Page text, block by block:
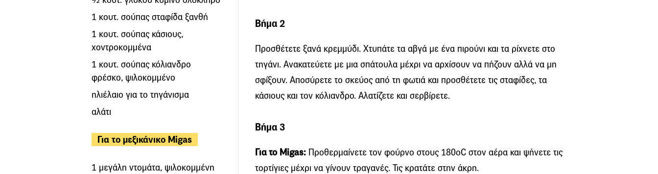
1 κουτ. σούπας σταφίδα ξανθή
1 κουτ. σούπας κάσιους,
χοντροκομμένα
1 κουτ. σούπας κόλιανδρο
φρέσκο, ψιλοκομμένο
ηλιέλαιο για το τηγάνισμα
αλάτι
Για το μεξικάνικο Migas
1 μεγάλη ντομάτα, ψιλοκομμένη
Βήμα 2
Προσθέτετε ξανά κρεμμύδι. Χτυπάτε τα αβγά με ένα πιρούνι και τα ρίχνετε στο
τηγάνι. Ανακατεύετε με μια σπάτουλα μέχρι να αρχίσουν να πήζουν αλλά να μη
σφίξουν. Αποσύρετε το σκεύος από τη φωτιά και προσθέτετε τις σταφίδες, τα
κάσιους και τον κόλιανδρο. Αλατίζετε και σερβίρετε.
Βήμα 3
Για το Migas: Προθερμαίνετε τον φούρνο στους 180oC στον αέρα και ψήνετε τις
τορτίγιες μέχρι να γίνουν τραγανές. Τις κρατάτε στην άκρη.